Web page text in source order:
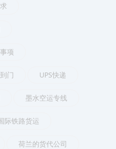
项
门 UPS快递
墨水空运专线
际铁路货运
荷兰的货代公司